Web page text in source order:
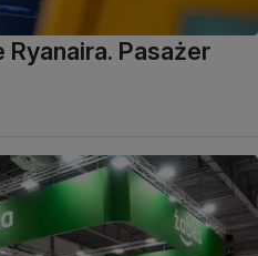
Ryanaira. Pasażer